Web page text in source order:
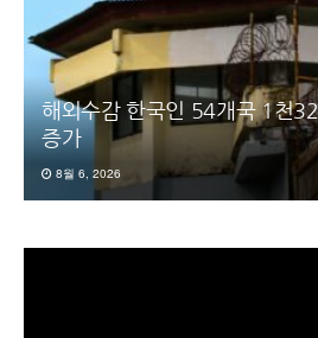
해외수감 한국인 54개국 1천
증가
8월 6, 2026